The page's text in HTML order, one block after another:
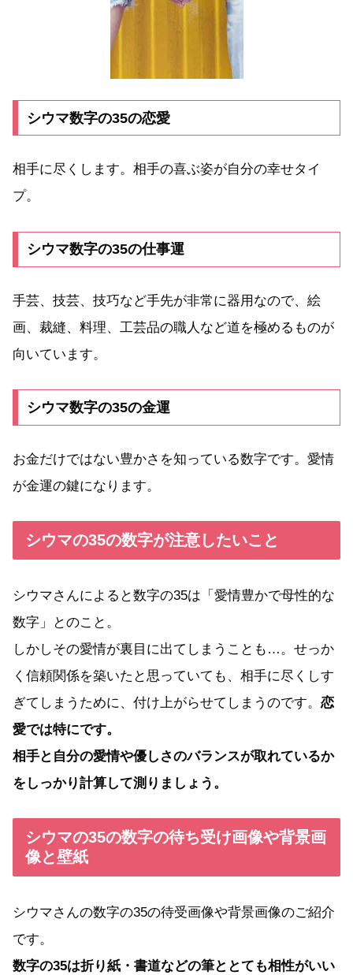
シウマ数字の35の恋愛
相手に尽くします。相手の喜ぶ姿が自分の幸せタイ
プ。
シウマ数字の35の仕事運
手芸、技芸、技巧など手先が非常に器用なので、絵
画、裁縫、料理、工芸品の職人など道を極めるものが
向いています。
シウマ数字の35の金運
お金だけではない豊かさを知っている数字です。愛情
が金運の鍵になります。
シウマの35の数字が注意したいこと
シウマさんによると数字の35は「愛情豊かで母性的な
数字」とのこと。
しかしその愛情が裏目に出てしまうことも…。せっか
く信頼関係を築いたと思っていても、相手に尽くしす
ぎてしまうために、付け上がらせてしまうのです。 恋
愛では特にです。
相手と自分の愛情や優しさのバランスが取れているか
をしっかり計算して測りましょう。
シウマの35の数字の待ち受け画像や背景画
像と壁紙
シウマさんの数字の35の待受画像や背景画像のご紹介
です。
数字の35は折り紙・書道などの筆ととても相性がいい